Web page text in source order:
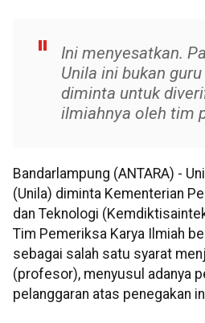
Ini menyesatkan.
Unila ini bukan
diminta untuk
ilmiahnya oleh tim
Bandarlampung (ANTARA) -
(Unila) diminta Kementerian
dan Teknologi
Tim Pemeriksa Karya Ilmiah
sebagai salah satu syarat
(profesor), menyusul adanya
pelanggaran atas penegakan